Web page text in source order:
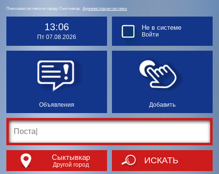
Поисковая система по городу Сыктывкар. Администрация системы
13:06
Пт 07.08.2026
Объявления Добавить
Не в системе
Войти
Сыктывкар
Другой город ИСКАТЬ